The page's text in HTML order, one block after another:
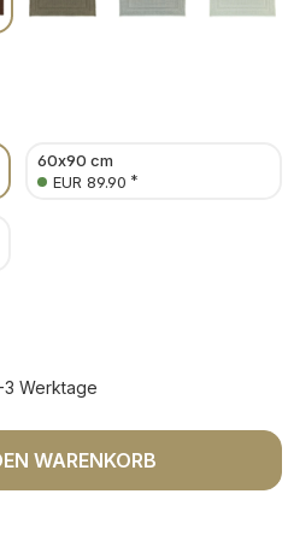
60x90 cm
EUR 89.90 *
Werktage
den gewünschten
WARENKORB